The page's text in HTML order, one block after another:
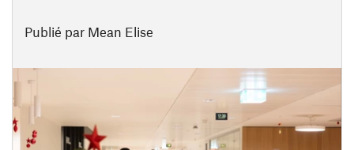
Publié par Mean Elise